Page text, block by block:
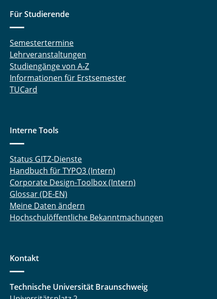
Für Studierende
Semestertermine
Lehrveranstaltungen
Studiengänge von A-Z
Informationen für Erstsemester
TUCard
Interne Tools
Status GITZ-Dienste
Handbuch für TYPO3 (Intern)
Corporate Design-Toolbox (Intern)
Glossar (DE-EN)
Meine Daten ändern
Hochschulöffentliche Bekanntmachungen
Kontakt
Technische Universität Braunschweig